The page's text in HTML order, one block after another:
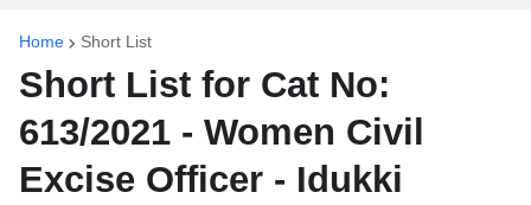
Home Short List
Short List for Cat No:
613/2021 - Women Civil
Excise Officer - Idukki